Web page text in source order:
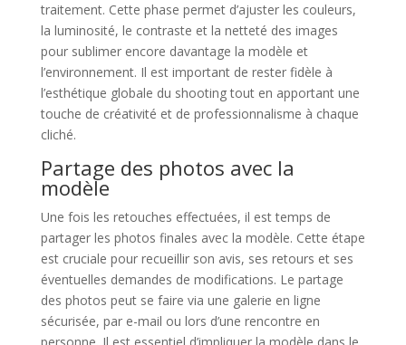
traitement. Cette phase permet d’ajuster les couleurs,
la luminosité, le contraste et la netteté des images
pour sublimer encore davantage la modèle et
l’environnement. Il est important de rester fidèle à
l’esthétique globale du shooting tout en apportant une
touche de créativité et de professionnalisme à chaque
cliché.
Partage des photos avec la
modèle
Une fois les retouches effectuées, il est temps de
partager les photos finales avec la modèle. Cette étape
est cruciale pour recueillir son avis, ses retours et ses
éventuelles demandes de modifications. Le partage
des photos peut se faire via une galerie en ligne
sécurisée, par e-mail ou lors d’une rencontre en